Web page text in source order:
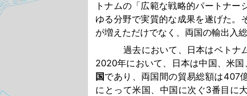
トナムの「広範な戦略的パートナ
ゆる分野で実質的な成果を遂げた。
が増えただけでなく、両国の輸出入
過去において、日本はベトナ
2020年において、日本は中国、米
国であり、両国間の貿易総額は407
にとって米国、中国に次ぐ3番目に